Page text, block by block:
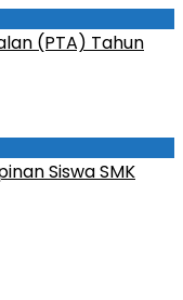
(PTA) Tahun
Siswa SMK